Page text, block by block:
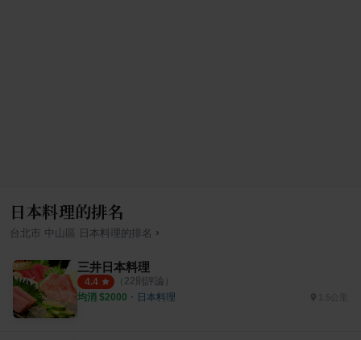
日本料理的排名
台北市 中山區 日本料理 的排名 ›
三井日本料理
4.4 （ 22則評論）
均消 $2000 ・ 日本料理 1.5公里